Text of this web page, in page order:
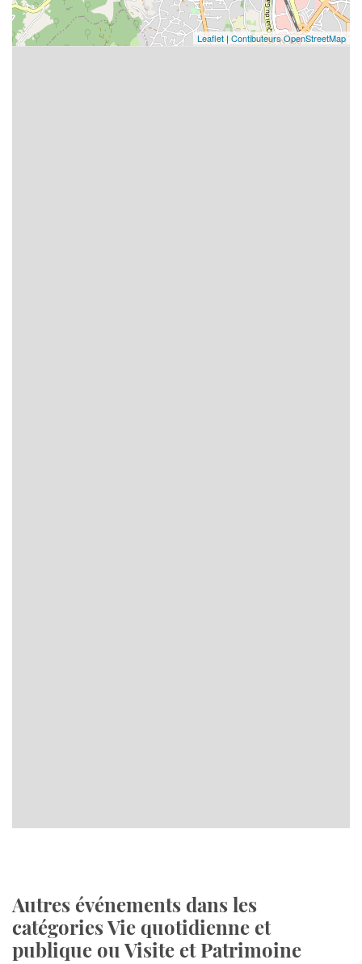
Leaflet | Contibuteurs OpenStreetMap
Autres événements dans les
catégories Vie quotidienne et
publique ou Visite et Patrimoine